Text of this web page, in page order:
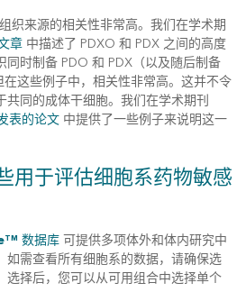
织来源的相关性非常高。我们在学术期
章 中描述了 PDXO 和 PDX 之间的高度
同时制备 PDO 和 PDX（以及随后制备
这些例子中，相关性非常高。这并不令
共同的成体干细胞。我们在学术期刊
表的论文 中提供了一些例子来说明这一
用于评估细胞系药物敏感
TM 数据库 可提供多项体外和体内研究中
如需查看所有细胞系的数据，请确保选
选择后，您可以从可用组合中选择单个